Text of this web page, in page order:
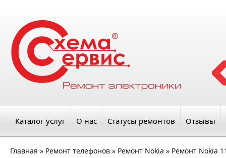
Каталог услуг О нас Статусы ремонтов Отзывы
Главная » Ремонт телефонов » Ремонт Nokia » Ремонт Nokia